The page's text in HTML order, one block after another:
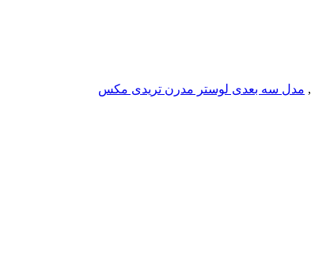
, مدل سه بعدی لوستر مدرن تریدی مکس